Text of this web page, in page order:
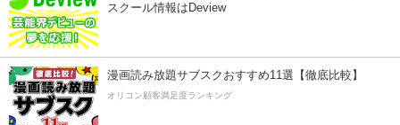
スクール情報はDeview
漫画読み放題サブスクおすすめ11選【徹底比較】
オリコン顧客満足度ランキング